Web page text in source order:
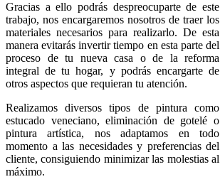
Gracias a ello podrás despreocuparte de este
trabajo, nos encargaremos nosotros de traer los
materiales necesarios para realizarlo. De esta
manera evitarás invertir tiempo en esta parte del
proceso de tu nueva casa o de la reforma
integral de tu hogar, y podrás encargarte de
otros aspectos que requieran tu atención.
Realizamos diversos tipos de pintura como
estucado veneciano, eliminación de gotelé o
pintura artística, nos adaptamos en todo
momento a las necesidades y preferencias del
cliente, consiguiendo minimizar las molestias al
máximo.